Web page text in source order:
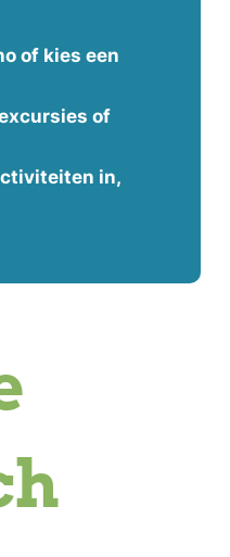
of kies een
of
in,